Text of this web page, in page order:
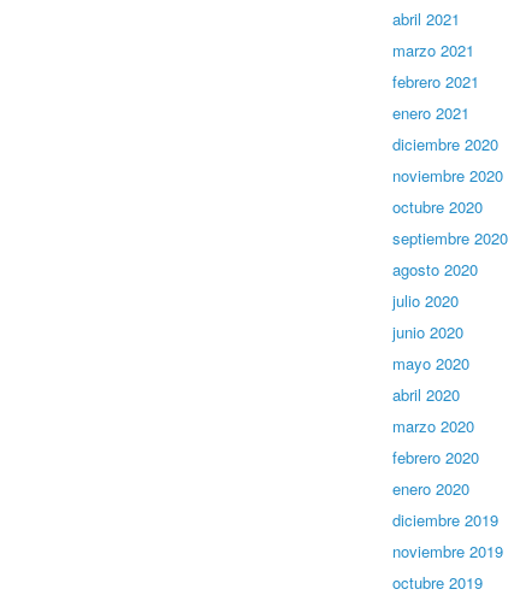
abril 2021
marzo 2021
febrero 2021
enero 2021
diciembre 2020
noviembre 2020
octubre 2020
septiembre 2020
agosto 2020
julio 2020
junio 2020
mayo 2020
abril 2020
marzo 2020
febrero 2020
enero 2020
diciembre 2019
noviembre 2019
octubre 2019